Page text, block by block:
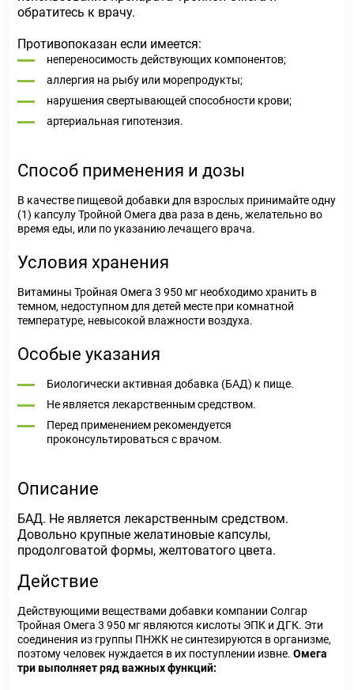
обратитесь к врачу.
Противопоказан если имеется:
непереносимость действующих компонентов;
аллергия на рыбу или морепродукты;
нарушения свертывающей способности крови;
артериальная гипотензия.
Способ применения и дозы
В качестве пищевой добавки для взрослых принимайте одну
(1) капсулу Тройной Омега два раза в день, желательно во
время еды, или по указанию лечащего врача.
Условия хранения
Витамины Тройная Омега 3 950 мг необходимо хранить в
темном, недоступном для детей месте при комнатной
температуре, невысокой влажности воздуха.
Особые указания
Биологически активная добавка (БАД) к пище.
Не является лекарственным средством.
Перед применением рекомендуется
проконсультироваться с врачом.
Описание
БАД. Не является лекарственным средством.
Довольно крупные желатиновые капсулы,
продолговатой формы, желтоватого цвета.
Действие
Действующими веществами добавки компании Солгар
Тройная Омега 3 950 мг являются кислоты ЭПК и ДГК. Эти
соединения из группы ПНЖК не синтезируются в организме,
поэтому человек нуждается в их поступлении извне. Омега
три выполняет ряд важных функций: